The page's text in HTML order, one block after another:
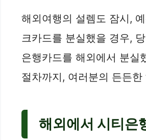
해외여행의 설렘도 잠시,
크카드를 분실했을 경우,
은행카드를 해외에서 분실
절차까지, 여러분의 든든
해외에서 시티은